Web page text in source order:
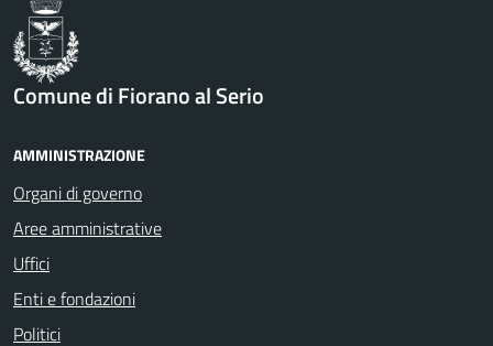
Comune di Fiorano al Serio
AMMINISTRAZIONE
Organi di governo
Aree amministrative
Uffici
Enti e fondazioni
Politici